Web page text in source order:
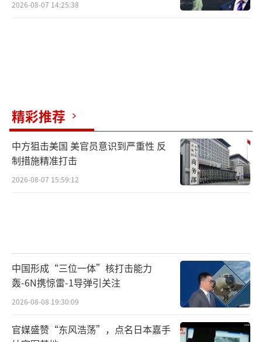
2026-08-07 14:25:38
精彩推荐
中方狙击美国 美官员意识到严重性 反
制措施精准打击
2026-08-07 15:59:12
中国形成“三位一体”核打击能力
轰-6N携惊雷-1导弹引关注
2026-08-08 19:30:09
官媒盛赞“东风浩荡”，点名日本嘉手